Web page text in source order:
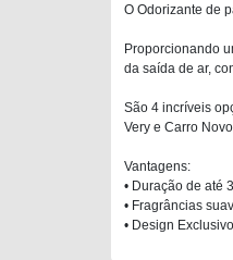
O Odorizante de
Proporcionando
da saída de ar,
São 4 incríveis
Very e Carro Novo.
Vantagens:
• Duração de até
• Fragrâncias
• Design